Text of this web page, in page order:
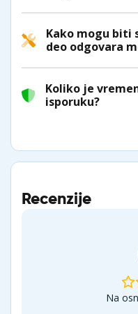
Kako mogu biti
deo odgovara
Koliko je
isporuku?
Recenzije
Na